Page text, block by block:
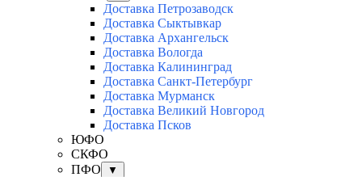
Доставка Петрозаводск
Доставка Сыктывкар
Доставка Архангельск
Доставка Вологда
Доставка Калининград
Доставка Санкт-Петербург
Доставка Мурманск
Доставка Великий Новгород
Доставка Псков
ЮФО
СКФО
ПФО
▼